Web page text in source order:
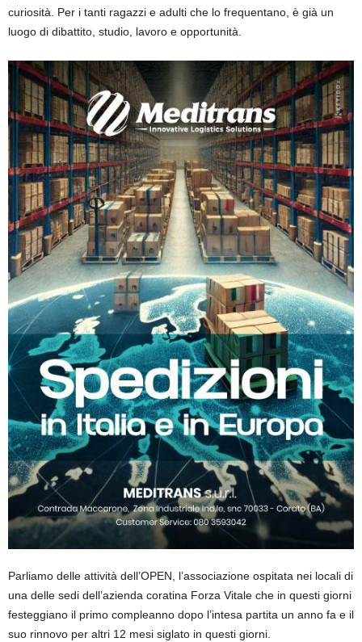
curiosità. Per i tanti ragazzi e adulti che lo frequentano, è già un
luogo di dibattito, studio, lavoro e opportunità.
Parliamo delle attività dell’OPEN, l’associazione ospitata nei locali di
una delle sedi dell’azienda coratina Forza Vitale che in questi giorni
festeggiano il primo compleanno dopo l’intesa partita un anno fa e il
suo rinnovo per altri 12 mesi siglato in questi giorni.